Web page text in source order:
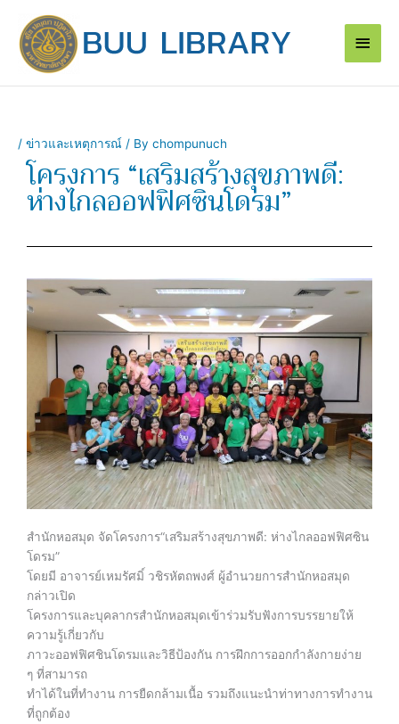
content
Main
/ ข่าวและเหตุการณ์ / By chompunuch
โครงการ “เสริมสร้างสุขภาพดี:
ห่างไกลออฟฟิศซินโดรม”
สำนักหอสมุด จัดโครงการ“เสริมสร้างสุขภาพดี: ห่างไกลออฟฟิศซิน
โดรม”
โดยมี อาจารย์เหมรัศมิ์ วชิรหัตถพงศ์ ผู้อำนวยการสำนักหอสมุด
กล่าวเปิด
โครงการและบุคลากรสำนักหอสมุดเข้าร่วมรับฟังการบรรยายให้
ความรู้เกี่ยวกับ
ภาวะออฟฟิศชินโดรมและวิธีป้องกัน การฝึกการออกกำลังกายง่าย
ๆ ที่สามารถ
ทำได้ในที่ทำงาน การยืดกล้ามเนื้อ รวมถึงแนะนำท่าทางการทำงาน
ที่ถูกต้อง